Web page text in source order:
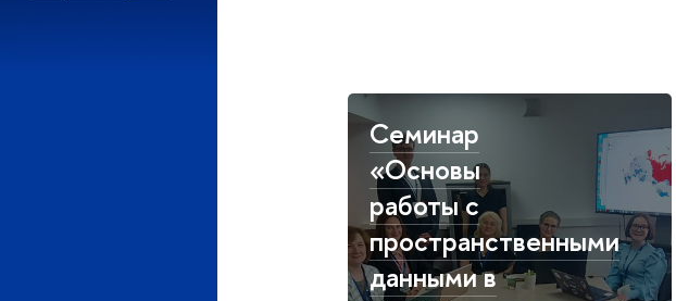
Семинар
«Основы
работы с
пространственными
данными в